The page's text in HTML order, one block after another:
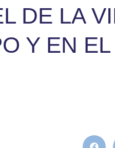
DE LA
Y EN